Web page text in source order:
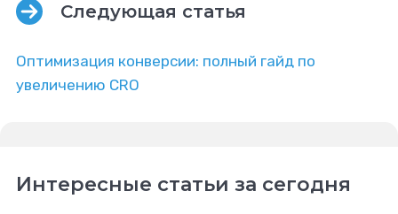
Следующая статья
Оптимизация конверсии: полный гайд по
увеличению CRO
Интересные статьи за сегодня